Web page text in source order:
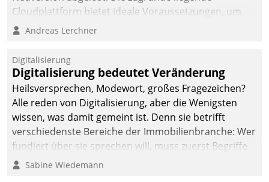
Cloudplattform bietet ideale Voraussetzungen, um
die Funktionalität der App zu erweitern und weitere
integrieren.
Andreas Lerchner
Digitalisierung
Digitalisierung bedeutet Veränderung
Heilsversprechen, Modewort, großes Fragezeichen?
Alle reden von Digitalisierung, aber die Wenigsten
wissen, was damit gemeint ist. Denn sie betrifft
verschiedenste Bereiche der Immobilienbranche: Wer
fundiert über sie sprechen will, muss zuerst Begriffe
klären. Ein Aspekt ist die betriebliche Optimierung:
Sabine Wiedemann